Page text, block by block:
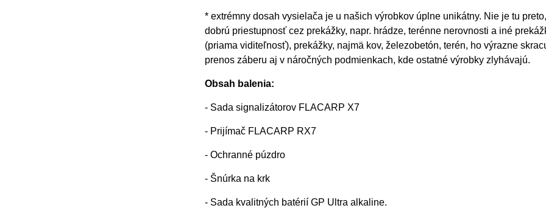
* extrémny dosah vysielača je u našich výrobkov úplne unikátny. Nie je tu
dobrú priestupnosť cez prekážky, napr. hrádze, terénne nerovnosti a iné
(priama viditeľnosť), prekážky, najmä kov, železobetón, terén, ho výrazne
prenos záberu aj v náročných podmienkach, kde ostatné výrobky zlyhávajú.
Obsah balenia:
- Sada signalizátorov FLACARP X7
- Prijímač FLACARP RX7
- Ochranné púzdro
- Šnúrka na krk
- Sada kvalitných batérií GP Ultra alkaline.